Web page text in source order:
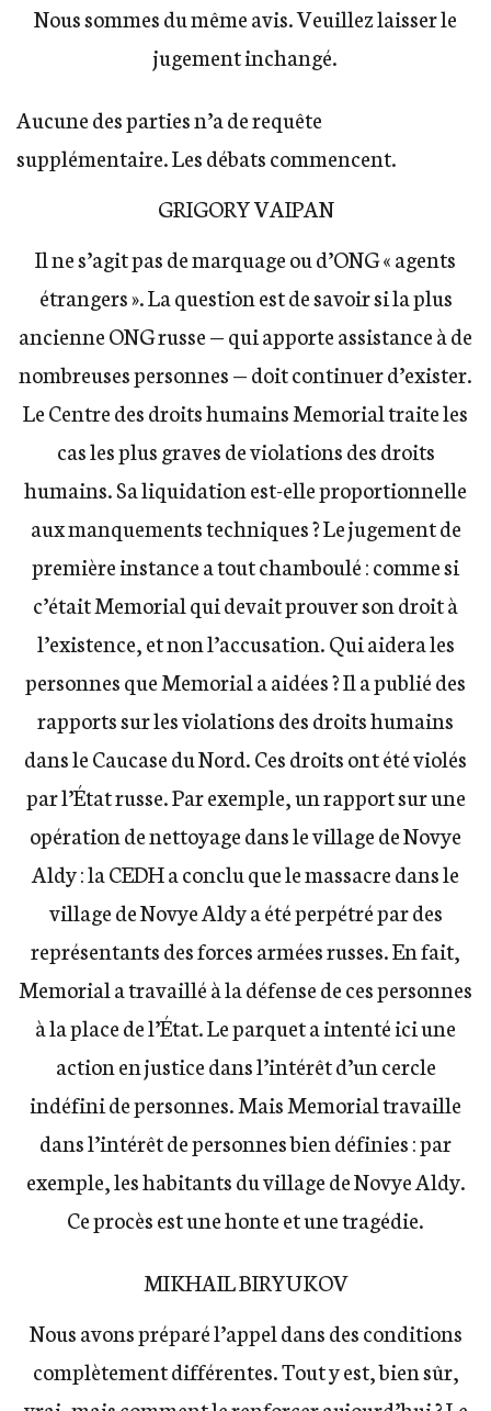
Nous sommes du même avis. Veuillez laisser le
jugement inchangé.
Aucune des parties n’a de requête
supplémentaire. Les débats commencent.
GRIGORY VAIPAN
Il ne s’agit pas de marquage ou d’ONG « agents
étrangers ». La question est de savoir si la plus
ancienne ONG russe — qui apporte assistance à de
nombreuses personnes — doit continuer d’exister.
Le Centre des droits humains Memorial traite les
cas les plus graves de violations des droits
humains. Sa liquidation est-elle proportionnelle
aux manquements techniques ? Le jugement de
première instance a tout chamboulé : comme si
c’était Memorial qui devait prouver son droit à
l’existence, et non l’accusation. Qui aidera les
personnes que Memorial a aidées ? Il a publié des
rapports sur les violations des droits humains
dans le Caucase du Nord. Ces droits ont été violés
par l’État russe. Par exemple, un rapport sur une
opération de nettoyage dans le village de Novye
Aldy : la CEDH a conclu que le massacre dans le
village de Novye Aldy a été perpétré par des
représentants des forces armées russes. En fait,
Memorial a travaillé à la défense de ces personnes
à la place de l’État. Le parquet a intenté ici une
action en justice dans l’intérêt d’un cercle
indéfini de personnes. Mais Memorial travaille
dans l’intérêt de personnes bien définies : par
exemple, les habitants du village de Novye Aldy.
Ce procès est une honte et une tragédie.
MIKHAIL BIRYUKOV
Nous avons préparé l’appel dans des conditions
complètement différentes. Tout y est, bien sûr,